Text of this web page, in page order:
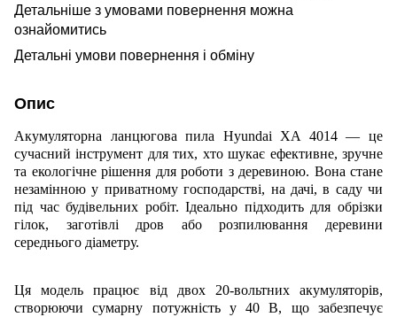
Детальніше з умовами повернення можна
ознайомитись
Детальні умови повернення і обміну
Опис
Акумуляторна ланцюгова пила Hyundai XA 4014 — це
сучасний інструмент для тих, хто шукає ефективне, зручне
та екологічне рішення для роботи з деревиною. Вона стане
незамінною у приватному господарстві, на дачі, в саду чи
під час будівельних робіт. Ідеально підходить для обрізки
гілок, заготівлі дров або розпилювання деревини
середнього діаметру.
Ця модель працює від двох 20-вольтних акумуляторів,
створюючи сумарну потужність у 40 В, що забезпечує